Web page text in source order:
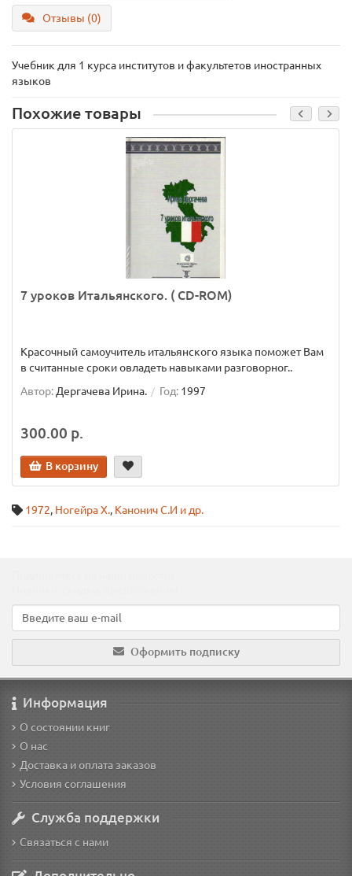
Отзывы (0)
Учебник для 1 курса институтов и факультетов иностранных
языков
Похожие товары
7 уроков Итальянского. ( CD-ROM)
Красочный самоучитель итальянского языка поможет Вам
в считанные сроки овладеть навыками разговорног..
Автор: Дергачева Ирина. Год: 1997
300.00 р.
В корзину
1972, Ногейра Х., Канонич С.И и др.
Оформить подписку
Информация
О состоянии книг
О нас
Доставка и оплата заказов
Условия соглашения
Служба поддержки
Связаться с нами